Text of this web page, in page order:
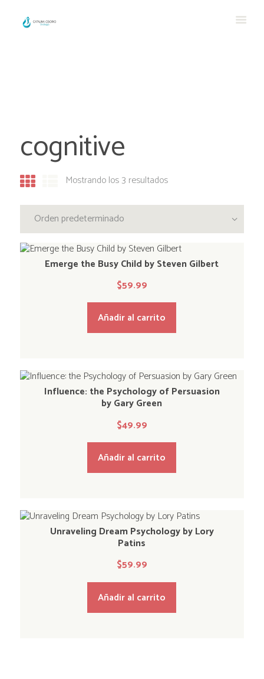
cognitive
Mostrando los 3 resultados
Emerge the Busy Child by Steven Gilbert
$59.99
Añadir al carrito
Influence: the Psychology of Persuasion
by Gary Green
$49.99
Añadir al carrito
Unraveling Dream Psychology by Lory
Patins
$59.99
Añadir al carrito